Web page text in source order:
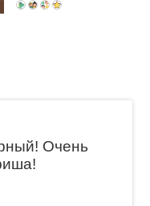
Очень